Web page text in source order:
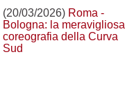
(20/03/2026) Roma -
Bologna: la meravigliosa
coreografia della Curva
Sud